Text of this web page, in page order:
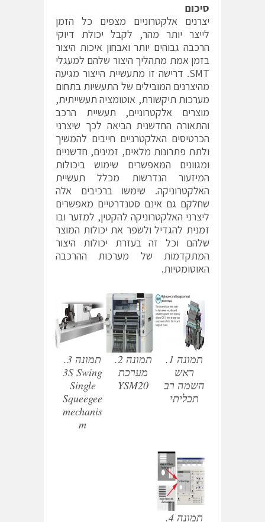
סיכום
יצרנים אלקטרוניים מצפים כל הזמן
לייצר יותר מהר, לקבל יכולת דיוקי
הרכבה גבוהים יותר ואבחון איכות היצור
בזמן אמת מתהליך היצור שלהם למעגלי
SMT. דרישה זו מתעשיית הייצור מגיעה
מהיצרנים המובילים של התעשיות בתחום
מערכות תיקשורת, אוטומציה תעשייתית,
מוצרים אלקטרוניים, תעשיית הרכב
והתאורה החדשנית הביאה לכך שיצרני
הכרטיסים האלקטרניים חייבים להמשיך
ולתת פתרונות מלאים, זמינים, חדשניים
ומגוונים המאפשרים שימוש ביכולות
המיזעור הנדרשות מכלל תעשיית
האלקטרוניקה. שימשו ברכיבים אלה
שחלקם גם אינם סטנדרטיים מאפשרים
ליצרני האלקטרוניקה להקטין, למזער ובו
זמנית להגדיל ולשפר את יכולות המוצר
שלהם וכל זה בעזרת יכולות היצור
המתקדמות של מערכות ההרכבה
האוטומטיות.
תמונה 1.
ראש
השמה רב
תכליתי
תמונה 2.
מערכת
YSM20
תמונה 3.
3S Swing
Single
Squeegee
mechanis
m
תמונה 4.